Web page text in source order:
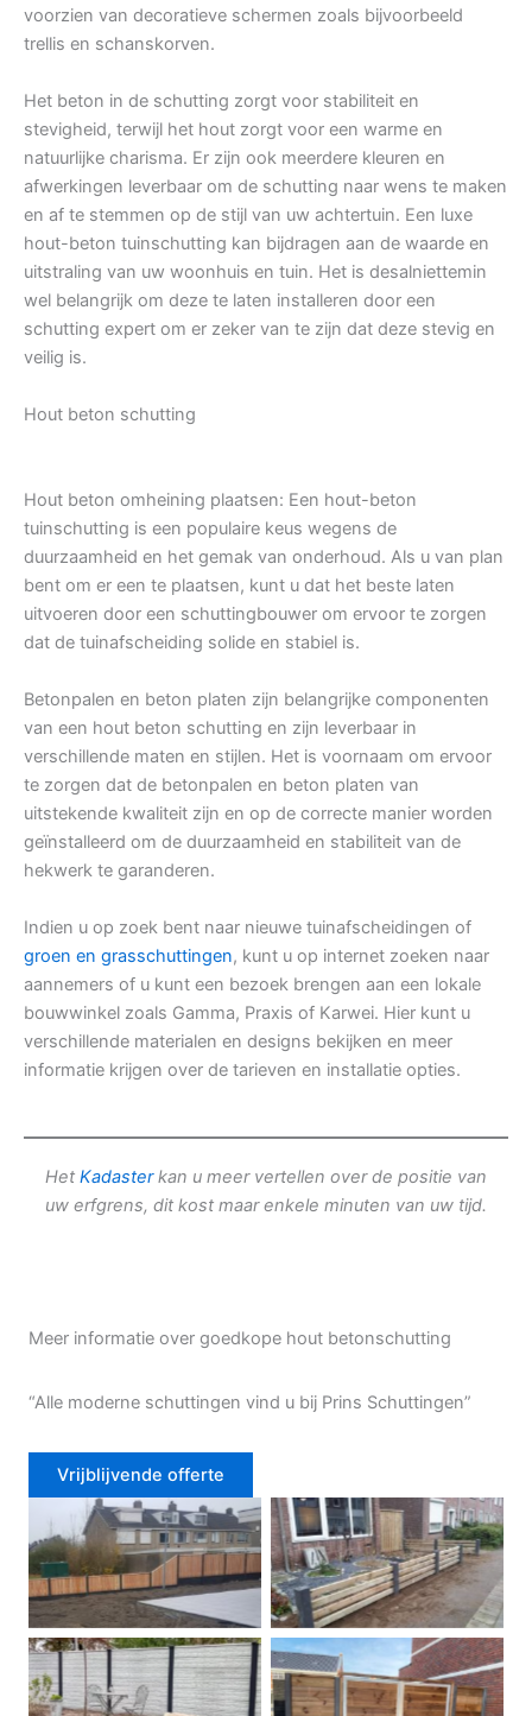
voorzien van decoratieve schermen zoals bijvoorbeeld
trellis en schanskorven.
Het beton in de schutting zorgt voor stabiliteit en
stevigheid, terwijl het hout zorgt voor een warme en
natuurlijke charisma. Er zijn ook meerdere kleuren en
afwerkingen leverbaar om de schutting naar wens te maken
en af te stemmen op de stijl van uw achtertuin. Een luxe
hout-beton tuinschutting kan bijdragen aan de waarde en
uitstraling van uw woonhuis en tuin. Het is desalniettemin
wel belangrijk om deze te laten installeren door een
schutting expert om er zeker van te zijn dat deze stevig en
veilig is.
Hout beton schutting
Hout beton omheining plaatsen: Een hout-beton
tuinschutting is een populaire keus wegens de
duurzaamheid en het gemak van onderhoud. Als u van plan
bent om er een te plaatsen, kunt u dat het beste laten
uitvoeren door een schuttingbouwer om ervoor te zorgen
dat de tuinafscheiding solide en stabiel is.
Betonpalen en beton platen zijn belangrijke componenten
van een hout beton schutting en zijn leverbaar in
verschillende maten en stijlen. Het is voornaam om ervoor
te zorgen dat de betonpalen en beton platen van
uitstekende kwaliteit zijn en op de correcte manier worden
geïnstalleerd om de duurzaamheid en stabiliteit van de
hekwerk te garanderen.
Indien u op zoek bent naar nieuwe tuinafscheidingen of
groen en grasschuttingen, kunt u op internet zoeken naar
aannemers of u kunt een bezoek brengen aan een lokale
bouwwinkel zoals Gamma, Praxis of Karwei. Hier kunt u
verschillende materialen en designs bekijken en meer
informatie krijgen over de tarieven en installatie opties.
Het Kadasterkan u meer vertellen over de positie van
uw erfgrens, dit kost maar enkele minuten van uw tijd.
Meer informatie over goedkope hout betonschutting
“Alle moderne schuttingen vind u bij Prins Schuttingen”
Vrijblijvende offerte
Douglas schutting Tuinhek voortuin
Betonschutting